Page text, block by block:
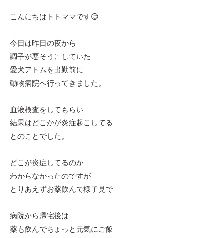
こんにちはトトママです😊
今日は昨日の夜から
調子が悪そうにしていた
愛犬アトムを出勤前に
動物病院へ行ってきました。
血液検査をしてもらい
結果はどこかが炎症起こしてる
とのことでした。
どこが炎症してるのか
わからなかったのですが
とりあえずお薬飲んで様子見で
病院から帰宅後は
薬も飲んでちょっと元気にご飯